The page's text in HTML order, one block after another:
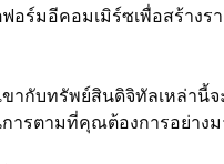
อร์มอีคอมเมิร์ซเพื่อสร้างร
ขากับทรัพย์สินดิจิทัลเหล่านี้จ
การตามที่คุณต้องการอย่างม